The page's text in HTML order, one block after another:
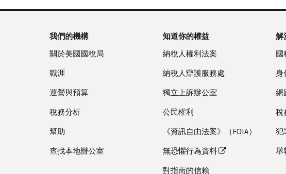
我們的機構
關於美國國稅局
職涯
運營與預算
稅務分析
幫助
查找本地辦公室
知道你的權益
納稅人權利法案
納稅人辯護服務處
獨立上訴辦公室
公民權利
《資訊自由法案》（FOIA）
無恐懼行為資料
對指南的信賴
解
國
身
網
稅
犯
舉